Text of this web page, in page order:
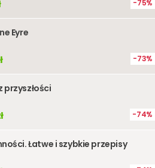
75%
Eyre
73%
przyszłości
74%
Łatwe i szybkie przepisy